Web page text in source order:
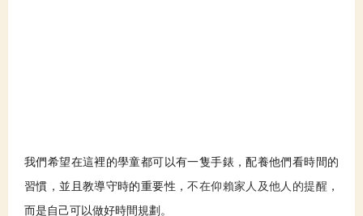
我們希望在這裡的學童都可以有一隻手錶，配養他們看時間的
習慣，並且教導守時的重要性，不在仰賴家人及他人的提醒 ，
而是自 己可以做好時間規劃。